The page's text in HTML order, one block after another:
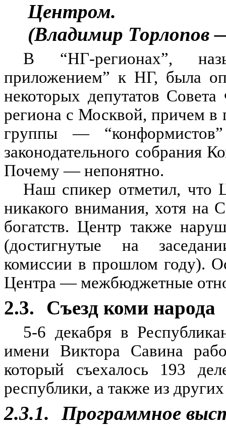
Центром.
(Владимир Торлопов
В “НГ-регионах”,
приложением” к НГ, была
некоторых депутатов
региона с Москвой, причем в
группы — “конформистов”
законодательного собрания
Почему — непонятно.
Наш спикер отметил, что
никакого внимания, хотя на
богатств. Центр также
(достигнутые на
комиссии в прошлом году).
Центра — межбюджетные
2.3. Съезд коми народа
5-6 декабря в
имени Виктора Савина
который съехалось 193
республики, а также из
2.3.1. Программное